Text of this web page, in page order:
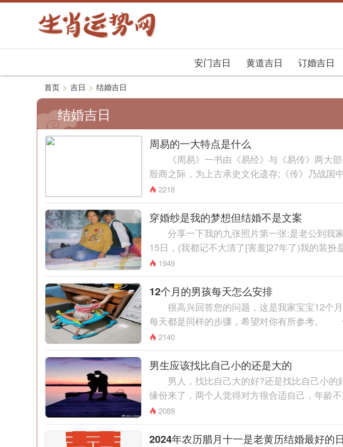
安门吉日 黄道吉日 订婚吉日
首页 > 吉日 > 结婚吉日
结婚吉日
周易的一大特点是什么
《周易》一书由《易经》与《易传》两大部
殷商之际，为上古承史文化遗存;《传》乃战国
作，反映新兴封建阶的世...
2218
穿婚纱是我的梦想但结婚不是文案
分享一下我的九张照片第一张:是老公到我
15日，(我都记不大清了[害羞]27年了)我的装扮
我和老公同年，他3月20...
1949
12个月的男孩每天怎么安排
很高兴回答您的问题，这是我家宝宝12个
每天都是同样的步骤，希望对你有所参考
七点半左右150毫升的奶，...
2140
男生应该找比自己小的还是大的
男人，找比自己大的好?还是找比自己小
缘份来了，两个人觉得对方很合适自己，年龄
格和想法，个人感觉，平...
2089
2024年农历腊月十一是老黄历结婚最好的